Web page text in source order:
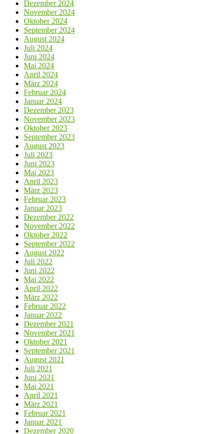
Dezember 2024
November 2024
Oktober 2024
September 2024
August 2024
Juli 2024
Juni 2024
Mai 2024
April 2024
März 2024
Februar 2024
Januar 2024
Dezember 2023
November 2023
Oktober 2023
September 2023
August 2023
Juli 2023
Juni 2023
Mai 2023
April 2023
März 2023
Februar 2023
Januar 2023
Dezember 2022
November 2022
Oktober 2022
September 2022
August 2022
Juli 2022
Juni 2022
Mai 2022
April 2022
März 2022
Februar 2022
Januar 2022
Dezember 2021
November 2021
Oktober 2021
September 2021
August 2021
Juli 2021
Juni 2021
Mai 2021
April 2021
März 2021
Februar 2021
Januar 2021
Dezember 2020